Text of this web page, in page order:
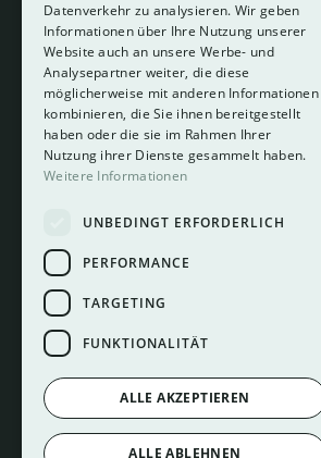
About
Hotelberatung
Mediadaten
Instagram
LinkedIn
Impressum
Datenverkehr zu analysieren. Wir geben
Informationen über Ihre Nutzung unserer
Website auch an unsere Werbe- und
Analysepartner weiter, die diese
möglicherweise mit anderen Informationen
kombinieren, die Sie ihnen bereitgestellt
haben oder die sie im Rahmen Ihrer
Nutzung ihrer Dienste gesammelt haben.
Weitere Informationen
UNBEDINGT ERFORDERLICH
PERFORMANCE
TARGETING
FUNKTIONALITÄT
ALLE AKZEPTIEREN
ALLE ABLEHNEN